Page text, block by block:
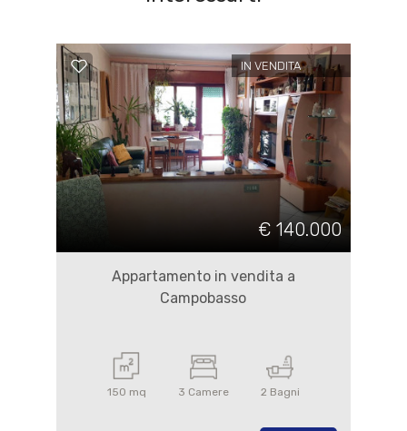
IN VENDITA
€ 140.000
Appartamento in vendita a
Campobasso
150 mq 3 Camere 2 Bagni